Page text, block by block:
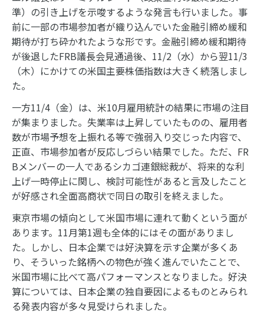
準）の引き上げを示唆するような発言も行いました。事
前に一部の市場参加者が織り込んでいた金融引締め緩和
期待が打ち砕かれたような形です。金融引締め緩和期待
が後退したFRB議長会見通過後、11/2（水）から翌11/3
（木）にかけての米国主要株価指数は大きく続落しまし
た。
一方11/4（金）は、米10月雇用統計の結果に市場の注目
が集まりました。失業率は上昇していたものの、雇用者
数が市場予想を上振れる等で強弱入り交じった内容で、
正直、市場参加者が反応しづらい結果でした。ただ、FR
Bメンバーの一人であるシカゴ連銀総裁が、将来的な利
上げ一時停止に関し、検討可能性があると言及したこと
が好感され全面高商状で同日の取引を終えました。
東京市場の傾向として米国市場に連れて動くという面が
あります。11月第1週も全体的にはその面がありまし
た。しかし、日本企業では好決算を示す企業が多くあ
り、そういった銘柄への物色が強く進んでいたことで、
米国市場に比べて高パフォーマンスとなりました。好決
算については、日本企業の独自要因によるものとみられ
る発表内容が多々見受けられました。